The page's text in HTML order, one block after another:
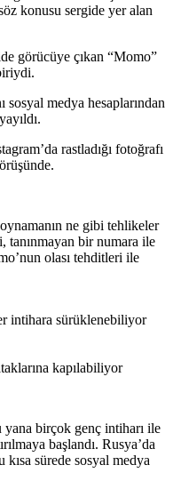
konusu sergide yer alan
görücüye çıkan “Momo”
medya hesaplarından
rastladığı fotoğrafı
ne gibi tehlikeler
tanınmayan bir numara ile
olası tehditleri ile
intihara sürüklenebiliyor
kapılabiliyor
birçok genç intiharı ile
başlandı. Rusya’da
kısa sürede sosyal medya